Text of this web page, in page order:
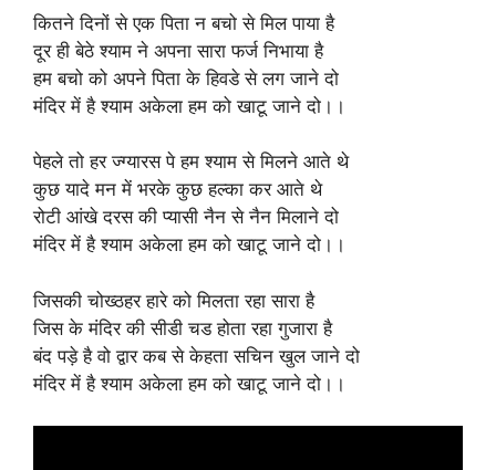
कितने दिनों से एक पिता न बचो से मिल पाया है
दूर ही बेठे श्याम ने अपना सारा फर्ज निभाया है
हम बचो को अपने पिता के हिवडे से लग जाने दो
मंदिर में है श्याम अकेला हम को खाटू जाने दो।।
पेहले तो हर ज्ग्यारस पे हम श्याम से मिलने आते थे
कुछ यादे मन में भरके कुछ हल्का कर आते थे
रोटी आंखे दरस की प्यासी नैन से नैन मिलाने दो
मंदिर में है श्याम अकेला हम को खाटू जाने दो।।
जिसकी चोख्ठहर हारे को मिलता रहा सारा है
जिस के मंदिर की सीडी चड होता रहा गुजारा है
बंद पड़े है वो द्वार कब से केहता सचिन खुल जाने दो
मंदिर में है श्याम अकेला हम को खाटू जाने दो।।